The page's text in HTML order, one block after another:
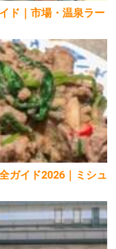
ド｜市場・温泉ラー
ガイド2026｜ミシュ